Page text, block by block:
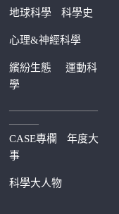
地球科學 科學史
心理&神經科學
繽紛生態運動科
學
—————————
———
CASE專欄
年度大
事
科學大人物